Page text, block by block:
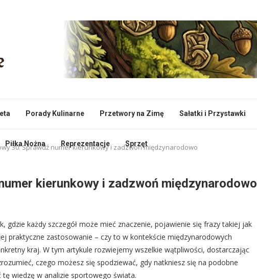
Porady Kulinarne Przetwory na Zimę Sałatki i Przystawki
Piłka Nożna Reprezentacje Sprzęt
30: Sprawdź numer kierunkowy i zadzwoń międzynarodowo
kierunkowy i zadzwoń międzynarodowo
gdzie każdy szczegół może mieć znaczenie, pojawienie się frazy takiej jak
praktyczne zastosowanie – czy to w kontekście międzynarodowych
kraj. W tym artykule rozwiejemy wszelkie wątpliwości, dostarczając
czego możesz się spodziewać, gdy natkniesz się na podobne
wiedzę w analizie sportowego świata.